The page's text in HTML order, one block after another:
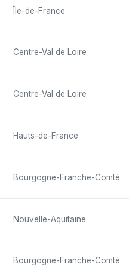
Île-de-France
Centre-Val de Loire
Centre-Val de Loire
Hauts-de-France
Bourgogne-Franche-Comté
Nouvelle-Aquitaine
Bourgogne-Franche-Comté